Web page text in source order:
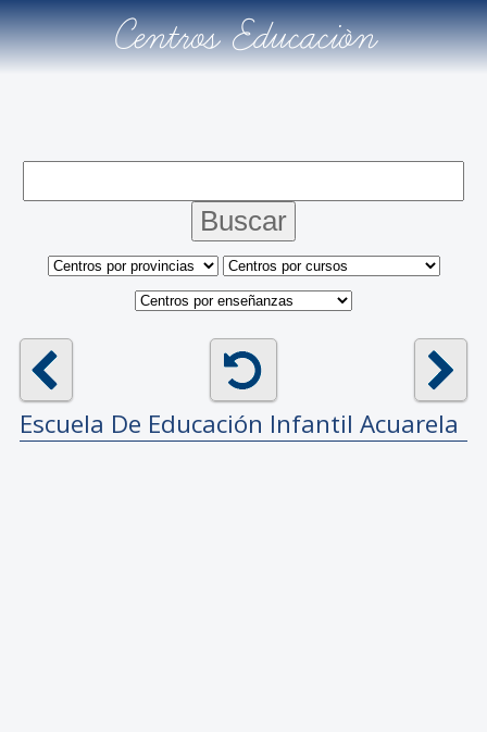
Centros Educación
Escuela De Educación Infantil Acuarela